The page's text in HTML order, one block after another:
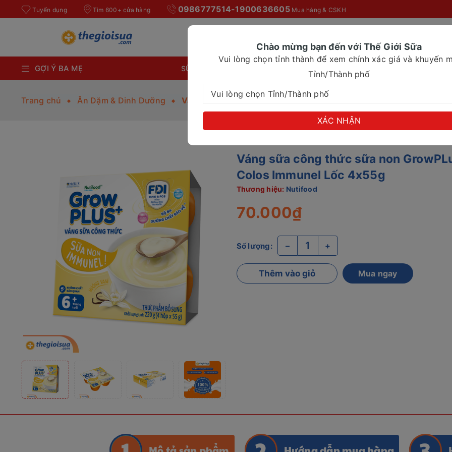
Tuyển dụng Tìm 600+ cửa hàng 0986777514-1900636605Mua hàng & CSKH
GỢI Ý BA MẸ SỮA BỘT CHO MỌI NHÀ SỮA CHO NHU CẦU ĐẶC BIỆT
Trang chủ Ăn Dặm & Dinh Dưỡng Váng sữa công thức sữa non GrowPLus+ Colos Immunel Lốc 4x55g
Váng sữa công thức sữa non
Colos Immunel Lốc 4x55g
Thương hiệu: Nutifood
70.000₫
Số lượng: – +
Thêm vào giỏ Mua ngay
Chào mừng bạn đến với Thế Giới Sữa
Vui lòng chọn tỉnh thành để xem chính xác giá và khuyến
Tỉnh/Thành phố
XÁC NHẬN